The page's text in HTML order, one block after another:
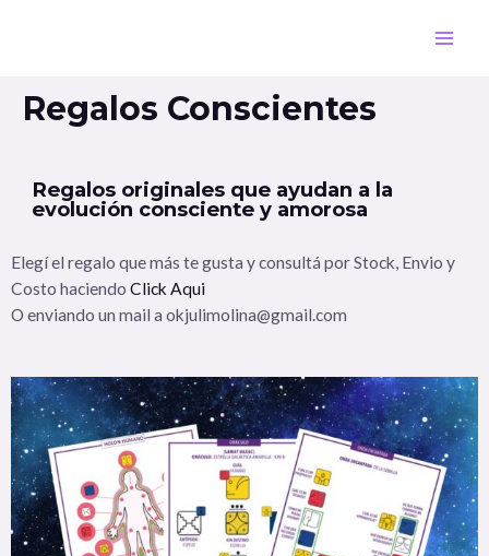
Regalos Conscientes
Regalos originales que ayudan a la
evolución consciente y amorosa
Elegí el regalo que más te gusta y consultá por Stock, Envio y
Costo haciendo Click Aqui
O enviando un mail a okjulimolina@gmail.com